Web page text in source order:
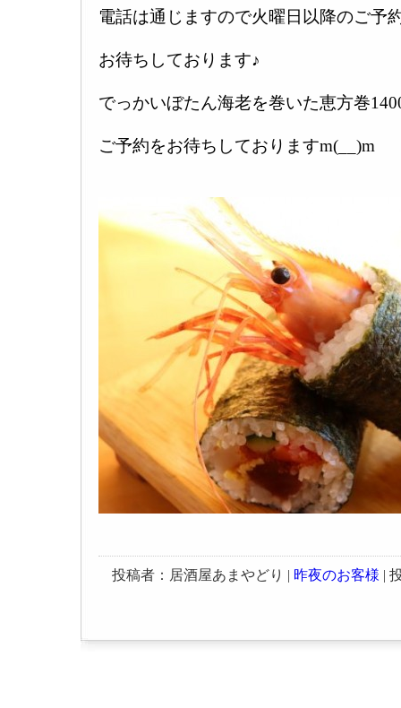
電話は通じますので火曜日以降のご予
お待ちしております♪
でっかいぼたん海老を巻いた恵方巻
ご予約をお待ちしておりますm(__)m
投稿者：居酒屋あまやどり | 昨夜のお客様 |